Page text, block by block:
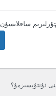
ساقلانسۇن
ئۇنتۇپسىزمۇ؟